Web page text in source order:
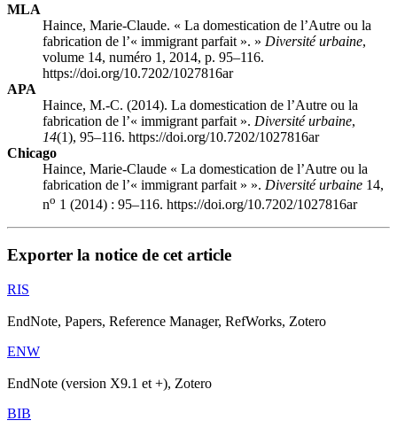
MLA
Haince, Marie-Claude. « La domestication de l’Autre ou la
fabrication de l’« immigrant parfait ». » Diversité urbaine,
volume 14, numéro 1, 2014, p. 95–116.
https://doi.org/10.7202/1027816ar
APA
Haince, M.-C. (2014). La domestication de l’Autre ou la
fabrication de l’« immigrant parfait ». Diversité urbaine,
14(1), 95–116. https://doi.org/10.7202/1027816ar
Chicago
Haince, Marie-Claude « La domestication de l’Autre ou la
fabrication de l’« immigrant parfait » ». Diversité urbaine 14,
no 1 (2014) : 95–116. https://doi.org/10.7202/1027816ar
Exporter la notice de cet article
RIS
EndNote, Papers, Reference Manager, RefWorks, Zotero
ENW
EndNote (version X9.1 et +), Zotero
BIB